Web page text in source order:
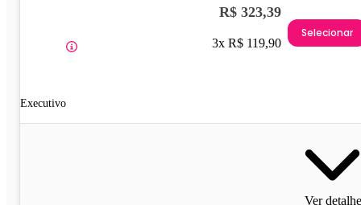
Executivo
R$ 323,39
3x R$ 119,90
Selecionar
Ver